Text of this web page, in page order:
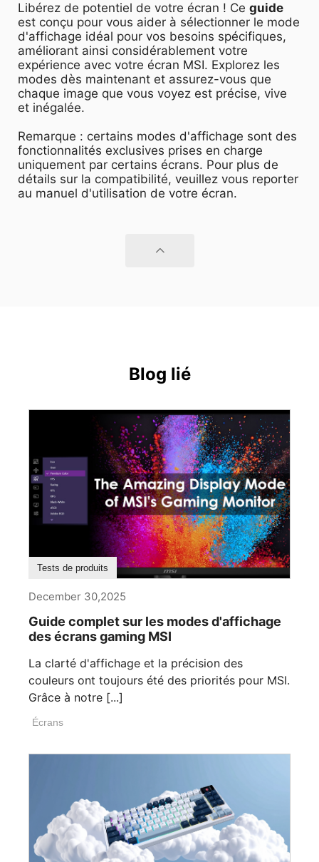
Libérez de potentiel de votre écran ! Ce guide
est conçu pour vous aider à sélectionner le mode
d'affichage idéal pour vos besoins spécifiques,
améliorant ainsi considérablement votre
expérience avec votre écran MSI. Explorez les
modes dès maintenant et assurez-vous que
chaque image que vous voyez est précise, vive
et inégalée.
Remarque : certains modes d'affichage sont des
fonctionnalités exclusives prises en charge
uniquement par certains écrans. Pour plus de
détails sur la compatibilité, veuillez vous reporter
au manuel d'utilisation de votre écran.
Blog lié
Tests de produits
December 30,2025
Guide complet sur les modes d'affichage
des écrans gaming MSI
La clarté d'affichage et la précision des
couleurs ont toujours été des priorités pour MSI.
Grâce à notre [...]
Écrans